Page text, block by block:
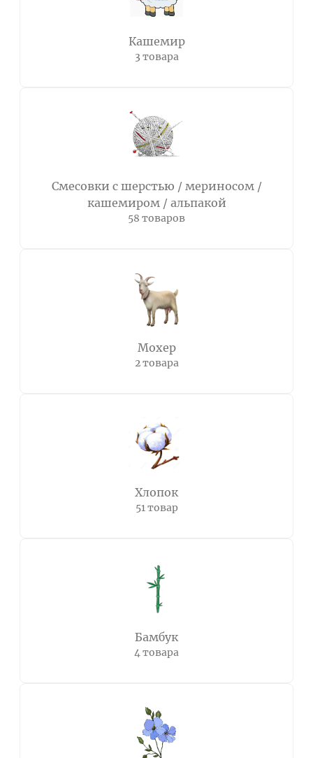
Кашемир
3 товара
Смесовки с шерстью / мериносом /
кашемиром / альпакой
58 товаров
Мохер
2 товара
Хлопок
51 товар
Бамбук
4 товара